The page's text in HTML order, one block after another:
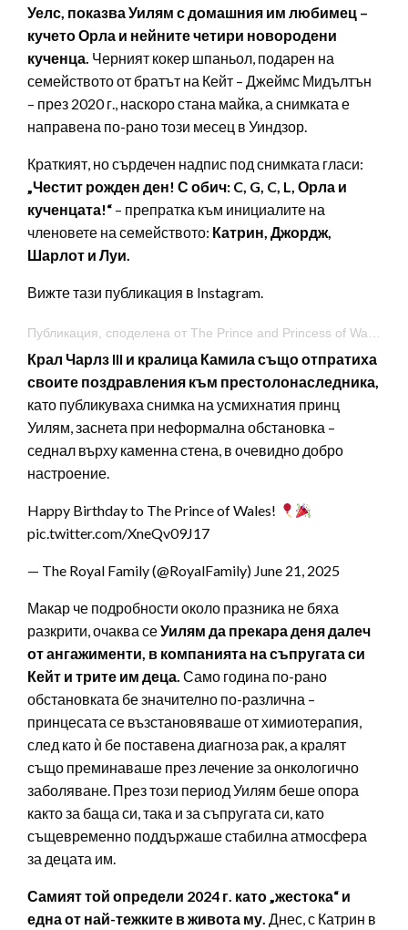
Уелс, показва Уилям с домашния им любимец –
кучето Орла и нейните четири новородени
кученца. Черният кокер шпаньол, подарен на
семейството от братът на Кейт – Джеймс Мидълтън
– през 2020 г., наскоро стана майка, а снимката е
направена по-рано този месец в Уиндзор.
Краткият, но сърдечен надпис под снимката гласи:
„Честит рожден ден! С обич: C, G, C, L, Орла и
кученцата!“ – препратка към инициалите на
членовете на семейството: Катрин, Джордж,
Шарлот и Луи.
Вижте тази публикация в Instagram.
Публикация, споделена от The Prince and Princess of Wales (@princeandprincessofwales)
Крал Чарлз III и кралица Камила също отпратиха
своите поздравления към престолонаследника,
като публикуваха снимка на усмихнатия принц
Уилям, заснета при неформална обстановка –
седнал върху каменна стена, в очевидно добро
настроение.
Happy Birthday to The Prince of Wales!
pic.twitter.com/XneQv09J17
— The Royal Family (@RoyalFamily) June 21, 2025
Макар че подробности около празника не бяха
разкрити, очаква сеУилям да прекара деня далеч
от ангажименти, в компанията на съпругата си
Кейт и трите им деца. Само година по-рано
обстановката бе значително по-различна –
принцесата се възстановяваше от химиотерапия,
след като ѝ бе поставена диагноза рак, а кралят
също преминаваше през лечение за онкологично
заболяване. През този период Уилям беше опора
както за баща си, така и за съпругата си, като
същевременно поддържаше стабилна атмосфера
за децата им.
Самият той определи 2024 г. като „жестока“ и
една от най-тежките в живота му. Днес, с Катрин в